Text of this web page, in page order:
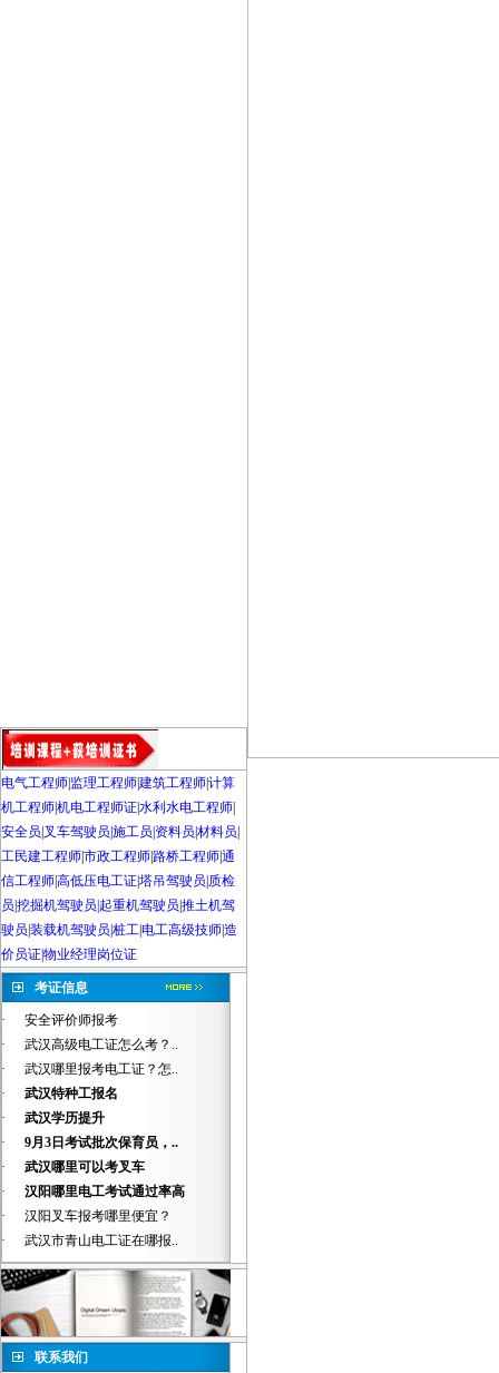
电气工程师 监理工程师建筑工程师计算
机工程师机电工程师证水利水电工程师
安全员 叉车驾驶员 施工员 资料员 材料员
工民建工程师市政工程师路桥工程师通
信工程师高低压电工证塔吊驾驶员 质检
员 挖掘机驾驶员|起重机驾驶员 推土机驾
驶员 装载机驾驶员 桩工电工高级技师造
价员证物业经理岗位证
考证信息
·
安全评价师报考
·
武汉高级电工证怎么考？..
·
武汉哪里报考电工证？怎..
·
武汉特种工报名
·
武汉学历提升
·
9月3日考试批次保育员，..
·
武汉哪里可以考叉车
·
汉阳哪里电工考试通过率高
·
汉阳叉车报考哪里便宜？
·
武汉市青山电工证在哪报..
联系我们